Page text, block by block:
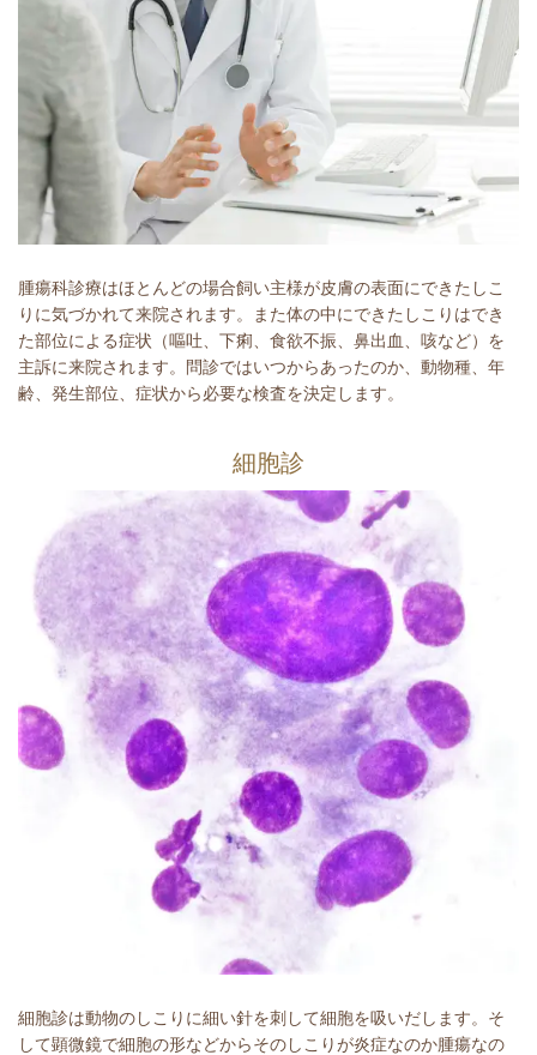
腫瘍科診療はほとんどの場合飼い主様が皮膚の表面にできたしこ
りに気づかれて来院されます。また体の中にできたしこりはでき
た部位による症状（嘔吐、下痢、食欲不振、鼻出血、咳など）を
主訴に来院されます。問診ではいつからあったのか、動物種、年
齢、発生部位、症状から必要な検査を決定します。
細胞診
細胞診は動物のしこりに細い針を刺して細胞を吸いだします。そ
して顕微鏡で細胞の形などからそのしこりが炎症なのか腫瘍なの